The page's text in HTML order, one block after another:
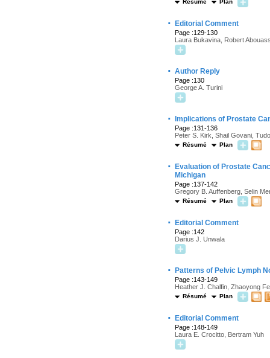
Résumé Plan
· Editorial Comment
Page :129-130
Laura Bukavina, Robert
· Author Reply
Page :130
George A. Turini
· Implications of Prostate
Page :131-136
Peter S. Kirk, Shail Govani,
Résumé Plan
·
Evaluation of Prostate
Michigan
Page :137-142
Gregory B. Auffenberg, Selin
Résumé Plan
· Editorial Comment
Page :142
Darius J. Unwala
· Patterns of Pelvic Lymph
Page :143-149
Heather J. Chalfin, Zhaoyong
Résumé Plan
· Editorial Comment
Page :148-149
Laura E. Crocitto, Bertram Yuh